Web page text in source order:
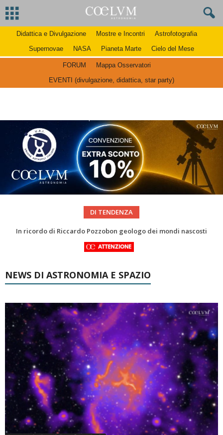
Didattica e Divulgazione Mostre e Incontri
Astrofotografia
Supernovae
NASA Pianeta Marte Cielo del Mese
FORUM
Mappa Osservatori
EVENTI (divulgazione, didattica, star party)
DI TENDENZA
Una volta qualcuno li usava
NEWS DI ASTRONOMIA E SPAZIO